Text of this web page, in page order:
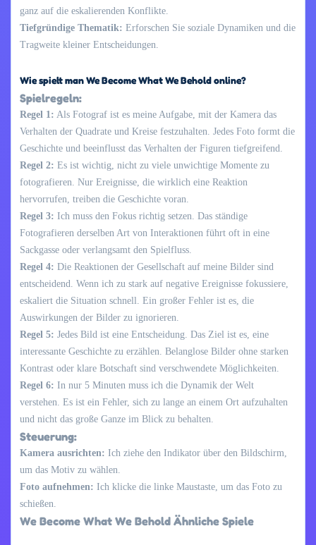
ganz auf die eskalierenden Konflikte.
Tiefgründige Thematik: Erforschen Sie soziale Dynamiken und die
Tragweite kleiner Entscheidungen.
Wie spielt man We Become What We Behold online?
Spielregeln:
Regel 1: Als Fotograf ist es meine Aufgabe, mit der Kamera das
Verhalten der Quadrate und Kreise festzuhalten. Jedes Foto formt die
Geschichte und beeinflusst das Verhalten der Figuren tiefgreifend.
Regel 2: Es ist wichtig, nicht zu viele unwichtige Momente zu
fotografieren. Nur Ereignisse, die wirklich eine Reaktion
hervorrufen, treiben die Geschichte voran.
Regel 3: Ich muss den Fokus richtig setzen. Das ständige
Fotografieren derselben Art von Interaktionen führt oft in eine
Sackgasse oder verlangsamt den Spielfluss.
Regel 4: Die Reaktionen der Gesellschaft auf meine Bilder sind
entscheidend. Wenn ich zu stark auf negative Ereignisse fokussiere,
eskaliert die Situation schnell. Ein großer Fehler ist es, die
Auswirkungen der Bilder zu ignorieren.
Regel 5: Jedes Bild ist eine Entscheidung. Das Ziel ist es, eine
interessante Geschichte zu erzählen. Belanglose Bilder ohne starken
Kontrast oder klare Botschaft sind verschwendete Möglichkeiten.
Regel 6: In nur 5 Minuten muss ich die Dynamik der Welt
verstehen. Es ist ein Fehler, sich zu lange an einem Ort aufzuhalten
und nicht das große Ganze im Blick zu behalten.
Steuerung:
Kamera ausrichten: Ich ziehe den Indikator über den Bildschirm,
um das Motiv zu wählen.
Foto aufnehmen: Ich klicke die linke Maustaste, um das Foto zu
schießen.
We Become What We Behold Ähnliche Spiele